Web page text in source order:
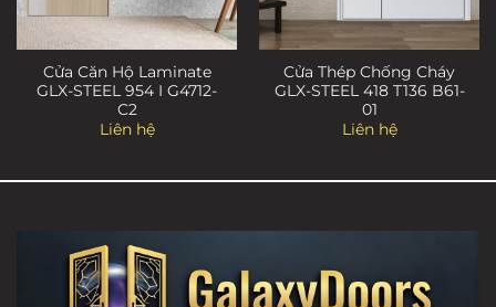
Cửa Căn Hộ Laminate
GLX-STEEL 954 I G4712-
C2
Liên hệ
Cửa Thép Chống Cháy
GLX-STEEL 418 T136 B61-
01
Liên hệ